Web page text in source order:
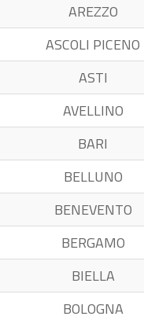
AREZZO
ASCOLI PICENO
ASTI
AVELLINO
BARI
BELLUNO
BENEVENTO
BERGAMO
BIELLA
BOLOGNA